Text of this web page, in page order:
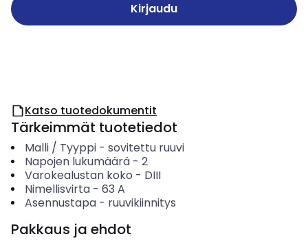
Kirjaudu
Katso tuotedokumentit
Tärkeimmät tuotetiedot
Malli / Tyyppi- sovitettu ruuvi
Napojen lukumäärä- 2
Varokealustan koko - DIII
Nimellisvirta- 63 A
Asennustapa- ruuvikiinnitys
Pakkaus ja ehdot